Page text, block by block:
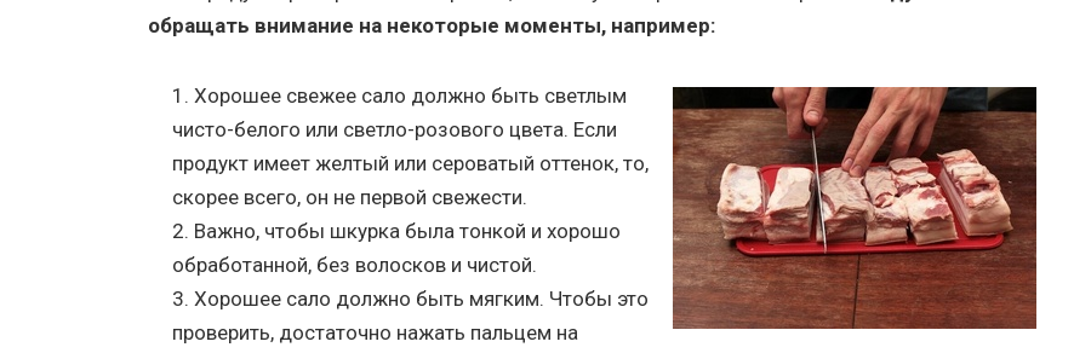
обращать внимание на некоторые моменты, например:
Хорошее свежее сало должно быть светлым
чисто-белого или светло-розового цвета. Если
продукт имеет желтый или сероватый оттенок, то,
скорее всего, он не первой свежести.
Важно, чтобы шкурка была тонкой и хорошо
обработанной, без волосков и чистой.
Хорошее сало должно быть мягким. Чтобы это
проверить, достаточно нажать пальцем на